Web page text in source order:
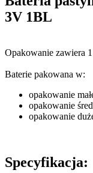
3V 1BL
Opakowanie zawiera
Baterie pakowana w:
opakowanie
opakowanie
opakowanie
Specyfikacja: